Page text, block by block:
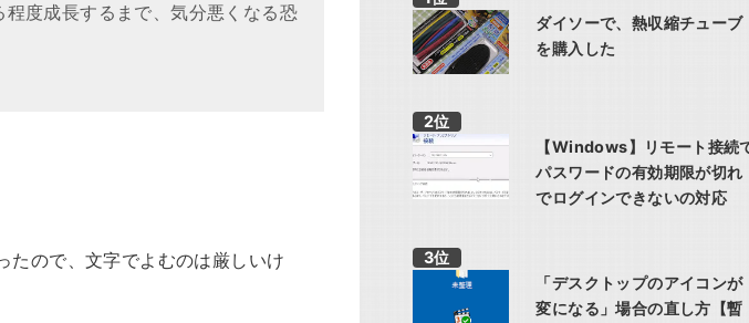
度成長するまで、気分悪くなる恐
たので、文字でよむのは厳しいけ
ダイソーで、熱収縮チューブ
を購入した
【Windows】リモート接続
パスワードの有効期限が切れ
でログインできないの対応
「デスクトップのアイコンが
変になる」場合の直し方【暫